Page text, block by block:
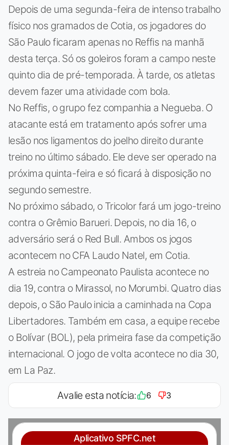
Depois de uma segunda-feira de intenso trabalho
físico nos gramados de Cotia, os jogadores do
São Paulo ficaram apenas no Reffis na manhã
desta terça. Só os goleiros foram a campo neste
quinto dia de pré-temporada. À tarde, os atletas
devem fazer uma atividade com bola.
No Reffis, o grupo fez companhia a Negueba. O
atacante está em tratamento após sofrer uma
lesão nos ligamentos do joelho direito durante
treino no último sábado. Ele deve ser operado na
próxima quinta-feira e só ficará à disposição no
segundo semestre.
No próximo sábado, o Tricolor fará um jogo-treino
contra o Grêmio Barueri. Depois, no dia 16, o
adversário será o Red Bull. Ambos os jogos
acontecem no CFA Laudo Natel, em Cotia.
A estreia no Campeonato Paulista acontece no
dia 19, contra o Mirassol, no Morumbi. Quatro dias
depois, o São Paulo inicia a caminhada na Copa
Libertadores. Também em casa, a equipe recebe
o Bolívar (BOL), pela primeira fase da competição
internacional. O jogo de volta acontece no dia 30,
em La Paz.
Avalie esta notícia: 6 3
Aplicativo SPFC.net